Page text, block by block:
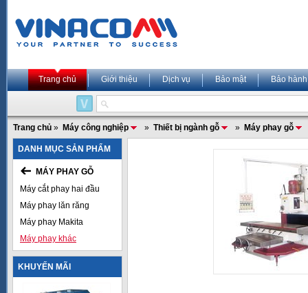
Trang chủ Giới thiệu Dịch vụ Bảo mật Bảo hành
Trang chủ » Máy công nghiệp » Thiết bị ngành gỗ » Máy phay gỗ
DANH MỤC SẢN PHẨM
MÁY PHAY GỖ
Máy cắt phay hai đầu
Máy phay lăn răng
Máy phay Makita
Máy phay khác
KHUYẾN MÃI